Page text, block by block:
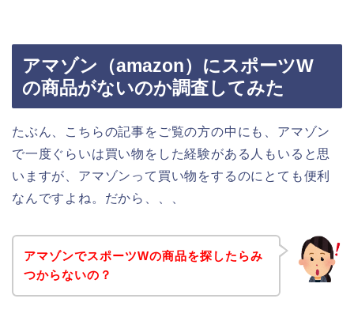
アマゾン（amazon）にスポーツW
の商品がないのか調査してみた
たぶん、こちらの記事をご覧の方の中にも、アマゾン
で一度ぐらいは買い物をした経験がある人もいると思
いますが、アマゾンって買い物をするのにとても便利
なんですよね。だから、、、
アマゾンでスポーツWの商品を探したらみ
つからないの？